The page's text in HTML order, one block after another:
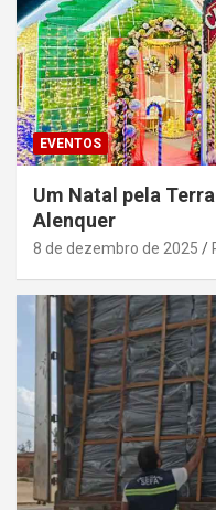
EVENTOS
Um Natal pela
Alenquer
8 de dezembro de 2025